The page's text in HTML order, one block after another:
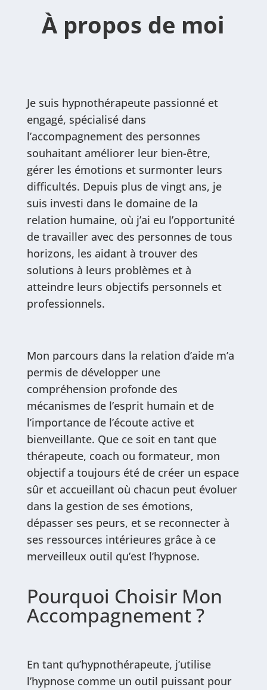
À propos de moi
Je suis hypnothérapeute passionné et
engagé, spécialisé dans
l’accompagnement des personnes
souhaitant améliorer leur bien-être,
gérer les émotions et surmonter leurs
difficultés. Depuis plus de vingt ans, je
suis investi dans le domaine de la
relation humaine, où j’ai eu l’opportunité
de travailler avec des personnes de tous
horizons, les aidant à trouver des
solutions à leurs problèmes et à
atteindre leurs objectifs personnels et
professionnels.
Mon parcours dans la relation d’aide m’a
permis de développer une
compréhension profonde des
mécanismes de l’esprit humain et de
l’importance de l’écoute active et
bienveillante. Que ce soit en tant que
thérapeute, coach ou formateur, mon
objectif a toujours été de créer un espace
sûr et accueillant où chacun peut évoluer
dans la gestion de ses émotions,
dépasser ses peurs, et se reconnecter à
ses ressources intérieures grâce à ce
merveilleux outil qu’est l’hypnose.
Pourquoi Choisir Mon
Accompagnement ?
En tant qu’hypnothérapeute, j’utilise
l’hypnose comme un outil puissant pour